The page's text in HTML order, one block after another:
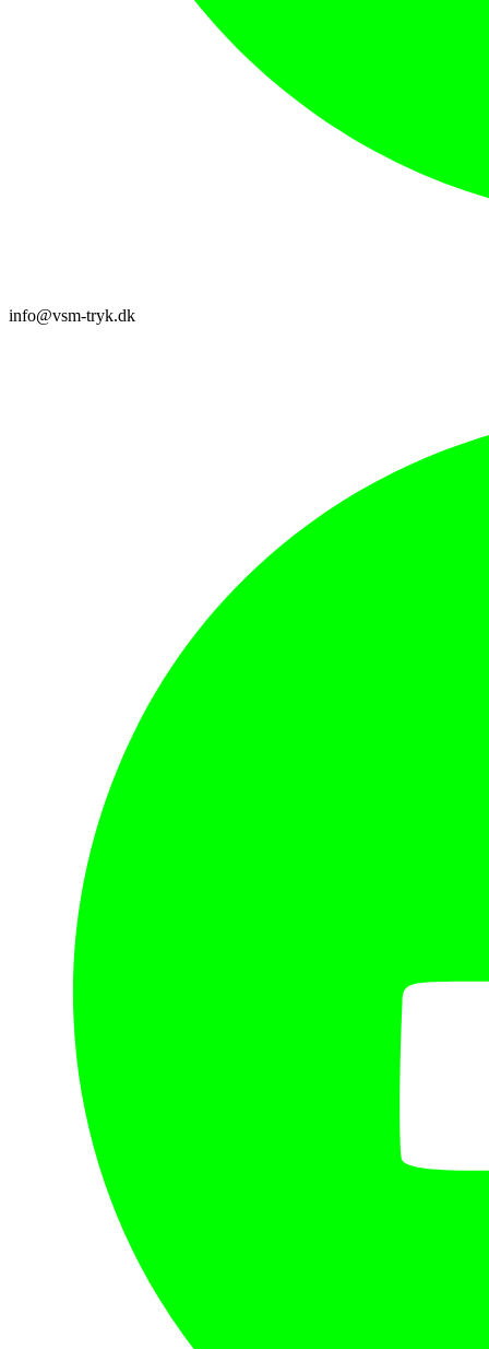
info@vsm-tryk.dk